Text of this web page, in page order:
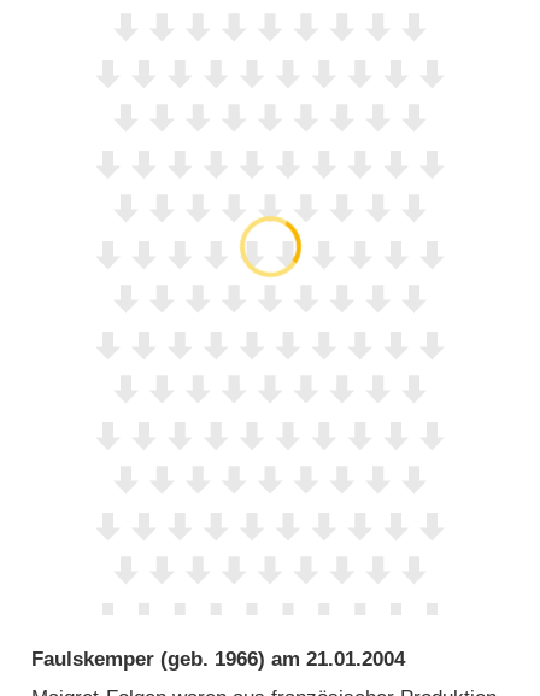
Faulskemper (geb. 1966) am21.01.2004